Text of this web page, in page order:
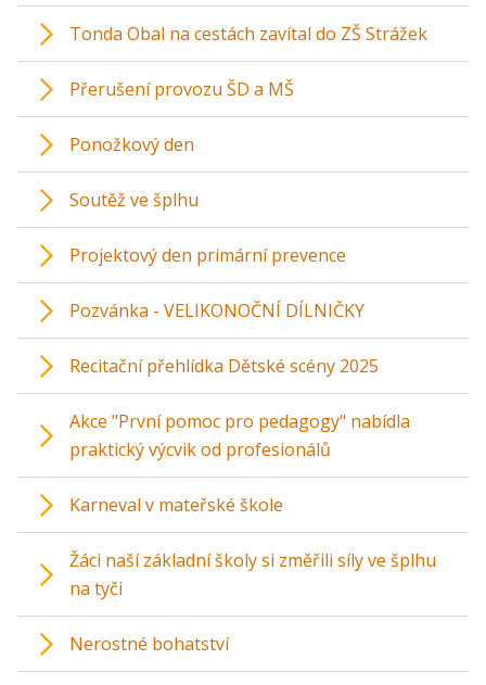
Tonda Obal na cestách zavítal do ZŠ Strážek
Přerušení provozu ŠD a MŠ
Ponožkový den
Soutěž ve šplhu
Projektový den primární prevence
Pozvánka - VELIKONOČNÍ DÍLNIČKY
Recitační přehlídka Dětské scény 2025
Akce "První pomoc pro pedagogy" nabídla
praktický výcvik od profesionálů
Karneval v mateřské škole
Žáci naší základní školy si změřili síly ve šplhu
na tyči
Nerostné bohatství